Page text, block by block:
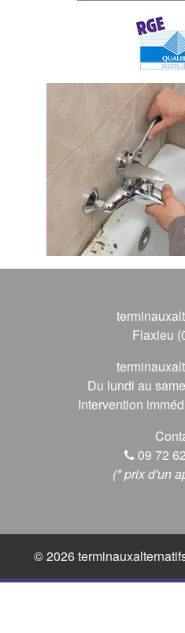
Flaxieu
Du lundi au
Intervention
09 72
(* prix d'un
© 2026